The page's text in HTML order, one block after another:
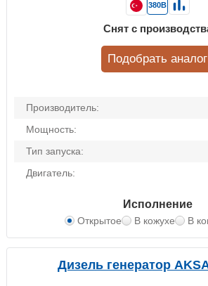
Производитель:
Мощность:
Тип запуска:
Двигатель:
Исполнение
Открытое В кожухе В
380В
Снят с
Подобрать аналог
Дизель генератор